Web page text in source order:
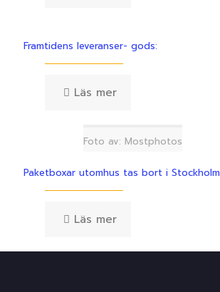
Framtidens leveranser- gods:
Läs mer
Foto av: Mostphotos
Paketboxar utomhus tas bort i Stockholm
Läs mer